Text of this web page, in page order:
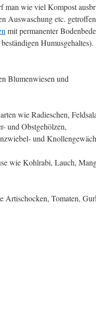
man wie viel Kompost
Auswaschung etc. getroffen
mit permanenter
Humusgehaltes).
Blumenwiesen und
wie Radieschen,
und Obstgehölzen,
und
wie Kohlrabi, Lauch,
Artischocken, Tomaten,